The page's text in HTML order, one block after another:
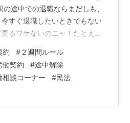
途中での退職ならまだしも、
すぐ退職したいときでもない
るワケないのニャ！たとえ
ても、そんなの従う義務なん
！「一身上の都合です」とさ
分なのニャ！ 【解説】 〔１〕
約との相違点 退職時に使用者
必要があるのかいなかについ
約 #２週間ルール
働契約 #途中解除
相談コーナー #民法